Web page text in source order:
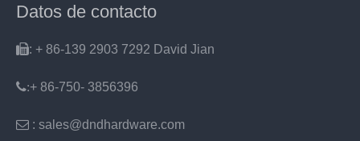
Datos de contacto
: + 86-139 2903 7292 David Jian
:+ 86-750- 3856396
 : sales@dndhardware.com